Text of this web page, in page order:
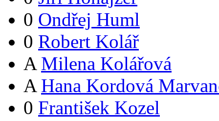
0 Ondřej Huml
0 Robert Kolář
A Milena Kolářová
A Hana Kordová
0 František Kozel